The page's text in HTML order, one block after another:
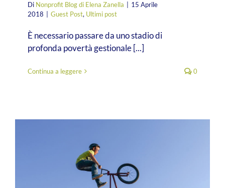
Di Nonprofit Blog di Elena Zanella
15 Aprile
2018
Guest Post, Ultimi post
È necessario passare da uno stadio di
profonda povertà gestionale [...]
Continua a leggere 0